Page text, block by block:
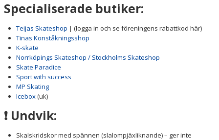
Specialiserade butiker:
Teijas Skateshop | (logga in och se föreningens rabattkod här)
Tinas Konståkningsshop
K-skate
Norrköpings Skateshop / Stockholms Skateshop
Skate Paradice
Sport with success
MP Skating
Icebox(uk)
❗ Undvik:
Skalskridskor med spännen (slalompjäxliknande) – ger inte